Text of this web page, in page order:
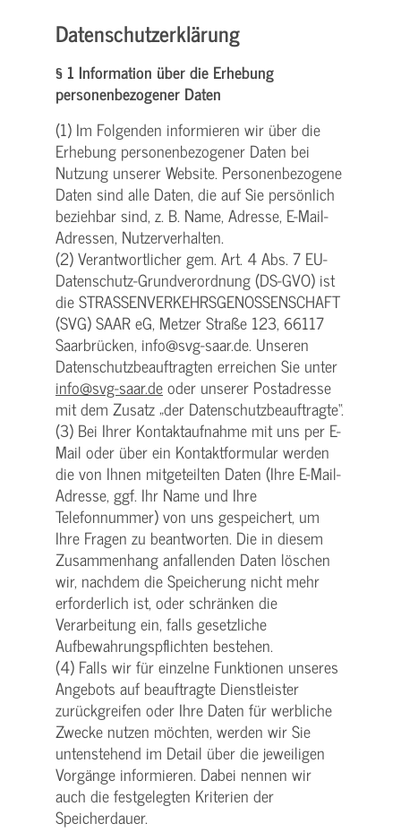
Datenschutzerklärung
§ 1 Information über die Erhebung
personenbezogener Daten
(1) Im Folgenden informieren wir über die
Erhebung personenbezogener Daten bei
Nutzung unserer Website. Personenbezogene
Daten sind alle Daten, die auf Sie persönlich
beziehbar sind, z. B. Name, Adresse, E-Mail-
Adressen, Nutzerverhalten.
(2) Verantwortlicher gem. Art. 4 Abs. 7 EU-
Datenschutz-Grundverordnung (DS-GVO) ist
die STRASSENVERKEHRSGENOSSENSCHAFT
(SVG) SAAR eG, Metzer Straße 123, 66117
Saarbrücken, info@svg-saar.de. Unseren
Datenschutzbeauftragten erreichen Sie unter
info@svg-saar.deoder unserer Postadresse
mit dem Zusatz „der Datenschutzbeauftragte“.
(3) Bei Ihrer Kontaktaufnahme mit uns per E-
Mail oder über ein Kontaktformular werden
die von Ihnen mitgeteilten Daten (Ihre E-Mail-
Adresse, ggf. Ihr Name und Ihre
Telefonnummer) von uns gespeichert, um
Ihre Fragen zu beantworten. Die in diesem
Zusammenhang anfallenden Daten löschen
wir, nachdem die Speicherung nicht mehr
erforderlich ist, oder schränken die
Verarbeitung ein, falls gesetzliche
Aufbewahrungspflichten bestehen.
(4) Falls wir für einzelne Funktionen unseres
Angebots auf beauftragte Dienstleister
zurückgreifen oder Ihre Daten für werbliche
Zwecke nutzen möchten, werden wir Sie
untenstehend im Detail über die jeweiligen
Vorgänge informieren. Dabei nennen wir
auch die festgelegten Kriterien der
Speicherdauer.